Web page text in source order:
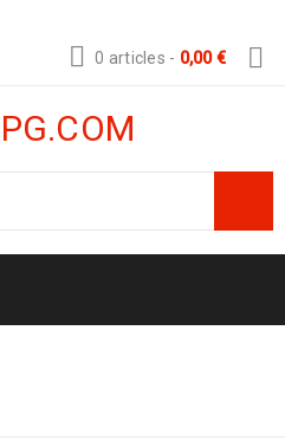
0 articles - 0,00€